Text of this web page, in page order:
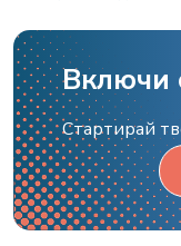
Включи
Стартирай